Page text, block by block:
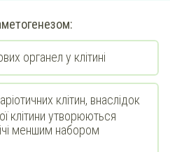
:
органел у клітині
клітин, внаслідок
клітини утворюються
меншим набором